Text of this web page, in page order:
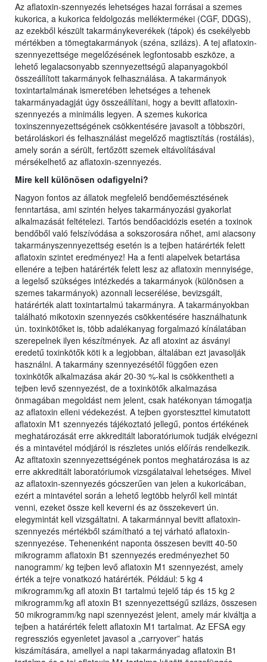
Az aflatoxin-szennyezés lehetséges hazai forrásai a szemes
kukorica, a kukorica feldolgozás melléktermékei (CGF, DDGS),
az ezekből készült takarmánykeverékek (tápok) és csekélyebb
mértékben a tömegtakarmányok (széna, szilázs). A tej aflatoxin-
szennyezettsége megelőzésének legfontosabb eszköze, a
lehető legalacsonyabb szennyezettségű alapanyagokból
összeállított takarmányok felhasználása. A takarmányok
toxintartalmának ismeretében lehetséges a tehenek
takarmányadagját úgy összeállítani, hogy a bevitt aflatoxin-
szennyezés a minimális legyen. A szemes kukorica
toxinszennyezettségének csökkentésére javasolt a többszöri,
betároláskori és felhasználást megelőző magtisztítás (rostálás),
amely során a sérült, fertőzött szemek eltávolításával
mérsékelhető az aflatoxin-szennyezés.
Mire kell különösen odafigyelni?
Nagyon fontos az állatok megfelelő bendőemésztésének
fenntartása, ami szintén helyes takarmányozási gyakorlat
alkalmazását feltételezi. Tartós bendőacidózis esetén a toxinok
bendőből való felszívódása a sokszorosára nőhet, ami alacsony
takarmányszennyezettség esetén is a tejben határérték felett
aflatoxin szintet eredményez! Ha a fenti alapelvek betartása
ellenére a tejben határérték felett lesz az aflatoxin mennyisége,
a legelső szükséges intézkedés a takarmányok (különösen a
szemes takarmányok) azonnali lecserélése, bevizsgált,
határérték alatt toxintartalmú takarmányra. A takarmányokban
található mikotoxin szennyezés csökkentésére használhatunk
ún. toxinkötőket is, több adalékanyag forgalmazó kínálatában
szerepelnek ilyen készítmények. Az afl atoxint az ásványi
eredetű toxinkötők köti k a legjobban, általában ezt javasolják
használni. A takarmány szennyezésétől függően ezen
toxinkötők alkalmazása akár 20-30 %-kal is csökkentheti a
tejben levő szennyezést, de a toxinkötők alkalmazása
önmagában megoldást nem jelent, csak hatékonyan támogatja
az aflatoxin elleni védekezést. A tejben gyorsteszttel kimutatott
aflatoxin M1 szennyezés tájékoztató jellegű, pontos értékének
meghatározását erre akkreditált laboratóriumok tudják elvégezni
és a mintavétel módjáról is részletes uniós előírás rendelkezik.
Az afltatoxin szennyezettségének pontos meghatározása is az
erre akkreditált laboratóriumok vizsgálataival lehetséges. Mivel
az aflatoxin-szennyezés gócszerűen van jelen a kukoricában,
ezért a mintavétel során a lehető legtöbb helyről kell mintát
venni, ezeket össze kell keverni és az összekevert ún.
elegymintát kell vizsgáltatni. A takarmánnyal bevitt aflatoxin-
szennyezés mértékből számítható a tej várható aflatoxin-
szennyezése. Tehenenként naponta összesen bevitt 40-50
mikrogramm aflatoxin B1 szennyezés eredményezhet 50
nanogramm/ kg tejben levő aflatoxin M1 szennyezést, amely
érték a tejre vonatkozó határérték. Például: 5 kg 4
mikrogramm/kg afl atoxin B1 tartalmú tejelő táp és 15 kg 2
mikrogramm/kg afl atoxin B1 szennyezettségű szilázs, összesen
50 mikrogramm/kg napi szennyezést jelent, amely már kiváltja a
tejben a határérték felett aflatoxin M1 tartalmat. Az EFSA egy
regressziós egyenletet javasol a „carryover” hatás
kiszámítására, amellyel a napi takarmányadag aflatoxin B1